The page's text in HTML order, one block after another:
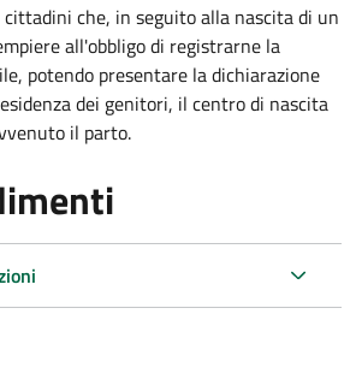
che, in seguito alla nascita di un
all'obbligo di registrarne la
potendo presentare la dichiarazione
dei genitori, il centro di nascita
il parto.